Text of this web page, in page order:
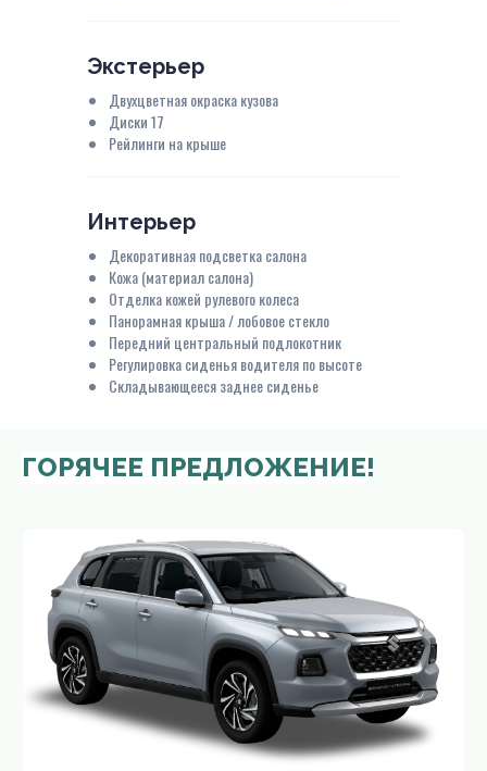
Экстерьер
Двухцветная окраска кузова
Диски 17
Рейлинги на крыше
Интерьер
Декоративная подсветка салона
Кожа (материал салона)
Отделка кожей рулевого колеса
Панорамная крыша / лобовое стекло
Передний центральный подлокотник
Регулировка сиденья водителя по высоте
Складывающееся заднее сиденье
ГОРЯЧЕЕ ПРЕДЛОЖЕНИЕ!